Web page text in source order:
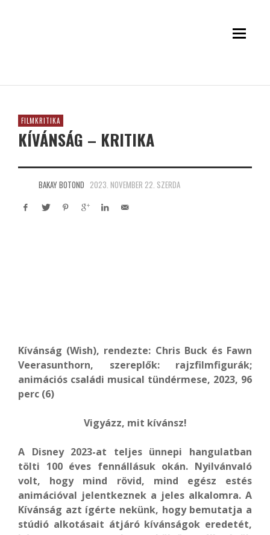
FILMKRITIKA
KÍVÁNSÁG – KRITIKA
BAKAY BOTOND 2023. NOVEMBER 22. SZERDA
Kívánság (Wish), rendezte: Chris Buck és Fawn
Veerasunthorn, szereplők: rajzfilmfigurák;
animációs családi musical tündérmese, 2023, 96
perc (6)
Vigyázz, mit kívánsz!
A Disney 2023-at teljes ünnepi hangulatban
tölti 100 éves fennállásuk okán. Nyilvánvaló
volt, hogy mind rövid, mind egész estés
animációval jelentkeznek a jeles alkalomra. A
Kívánság azt ígérte nekünk, hogy bemutatja a
stúdió alkotásait átjáró kívánságok eredetét,